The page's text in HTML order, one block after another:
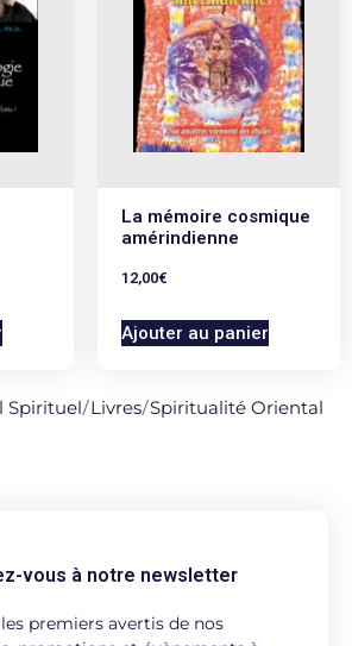
La mémoire cosmique
amérindienne
12,00€
Ajouter au panier
Spirituel/Livres/Spiritualité Oriental
vous à notre newsletter
premiers avertis de nos